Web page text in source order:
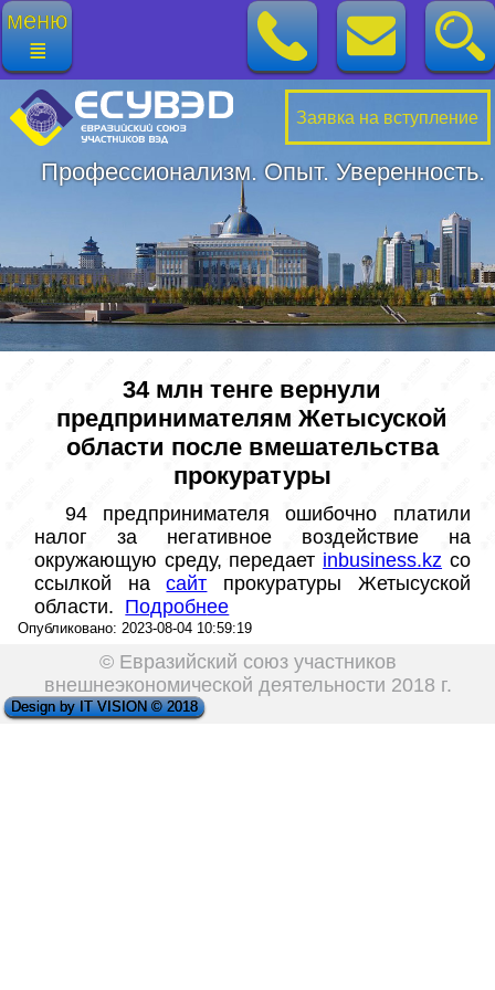
меню
≣
Профессионализм. Опыт. Уверенность.
Заявка на вступление
34 млн тенге вернули
предпринимателям Жетысуской
области после вмешательства
прокуратуры
налог за негативное воздействие на
окружающую среду, передает inbusiness.kz со
ссылкой на сайт прокуратуры Жетысуской
области. Подробнее
Опубликовано: 2023-08-04 10:59:19
© Евразийский союз участников
внешнеэкономической деятельности 2018 г.
Design by IT VISION © 2018